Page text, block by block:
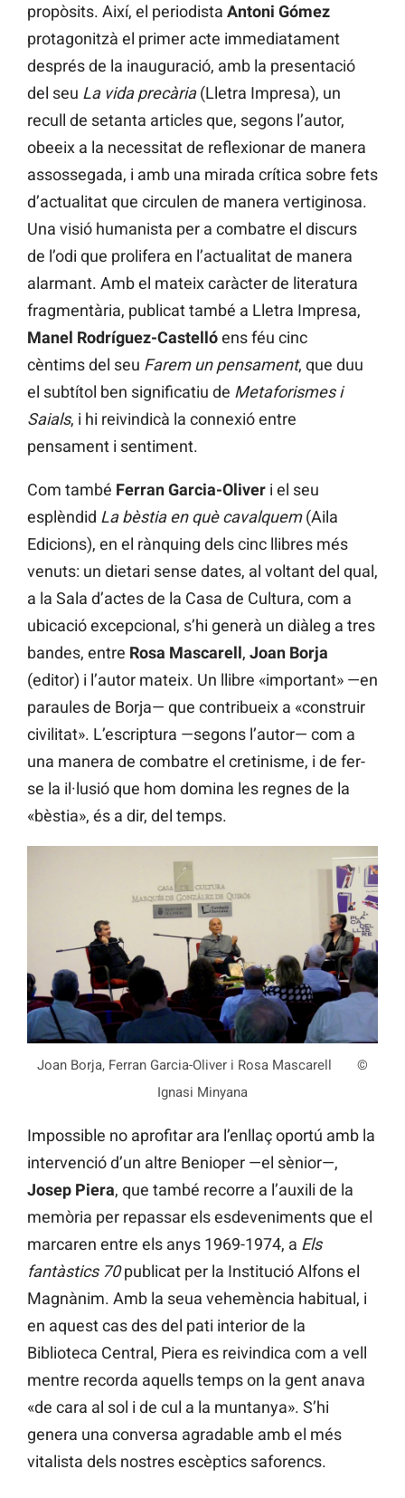
propòsits. Així, el periodista Antoni Gómez
protagonitzà el primer acte immediatament
després de la inauguració, amb la presentació
del seu La vida precària(Lletra Impresa), un
recull de setanta articles que, segons l’autor,
obeeix a la necessitat de reflexionar de manera
assossegada, i amb una mirada crítica sobre fets
d’actualitat que circulen de manera vertiginosa.
Una visió humanista per a combatre el discurs
de l’odi que prolifera en l’actualitat de manera
alarmant. Amb el mateix caràcter de literatura
fragmentària, publicat també a Lletra Impresa,
Manel Rodríguez-Castellóens féu cinc
cèntims del seu Farem un pensament, que duu
el subtítol ben significatiu de Metaforismes i
Saials, i hi reivindicà la connexió entre
pensament i sentiment.
Com també Ferran Garcia-Oliver i el seu
esplèndid La bèstia en què cavalquem(Aila
Edicions), en el rànquing dels cinc llibres més
venuts: un dietari sense dates, al voltant del qual,
a la Sala d’actes de la Casa de Cultura, com a
ubicació excepcional, s’hi generà un diàleg a tres
bandes, entre Rosa Mascarell, Joan Borja
(editor) i l’autor mateix. Un llibre «important» —en
paraules de Borja— que contribueix a «construir
civilitat». L’escriptura —segons l’autor— com a
una manera de combatre el cretinisme, i de fer-
se la il·lusió que hom domina les regnes de la
«bèstia», és a dir, del temps.
Joan Borja, Ferran Garcia-Oliver i Rosa Mascarell ©
Ignasi Minyana
Impossible no aprofitar ara l’enllaç oportú amb la
intervenció d’un altre Benioper —el sènior—,
Josep Piera, que també recorre a l’auxili de la
memòria per repassar els esdeveniments que el
marcaren entre els anys 1969-1974, a Els
fantàstics 70publicat per la Institució Alfons el
Magnànim. Amb la seua vehemència habitual, i
en aquest cas des del pati interior de la
Biblioteca Central, Piera es reivindica com a vell
mentre recorda aquells temps on la gent anava
«de cara al sol i de cul a la muntanya». S’hi
genera una conversa agradable amb el més
vitalista dels nostres escèptics saforencs.